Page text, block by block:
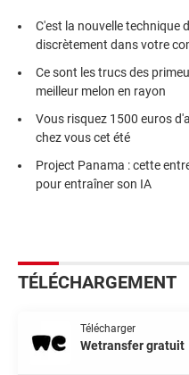
C'est la nouvelle technique
discrètement dans votre
Ce sont les trucs des
meilleur melon en rayon
Vous risquez 1500 euros
chez vous cet été
Project Panama : cette
pour entraîner son IA
TÉLÉCHARGEMENT
Télécharger
Wetransfer gratuit